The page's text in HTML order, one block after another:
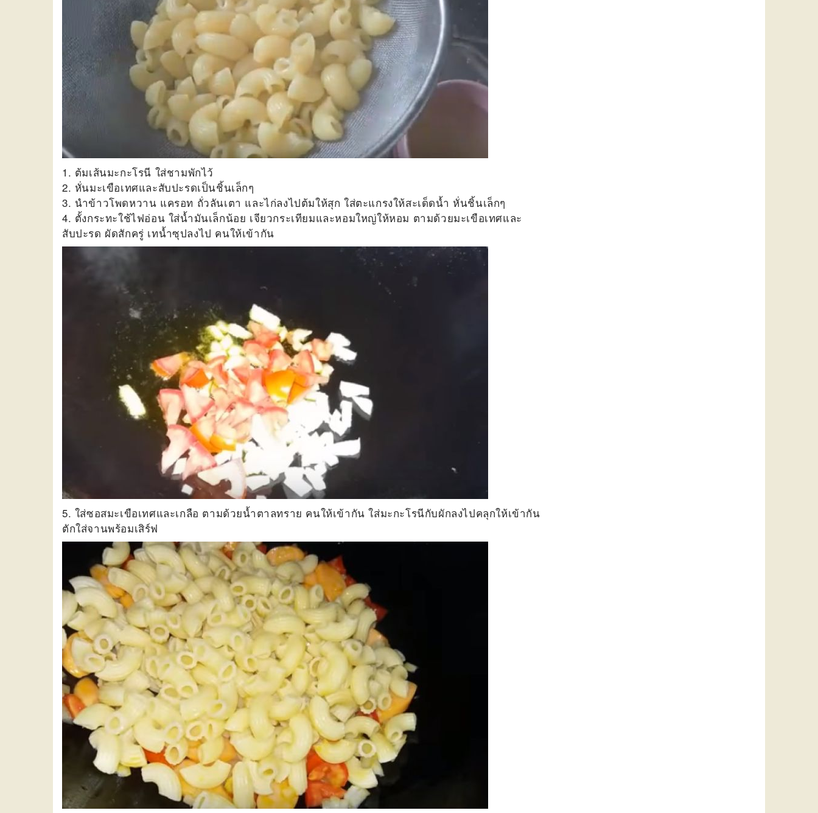
1. ต้มเส้นมะกะโรนี ใส่ชามพักไว้
2. หั่นมะเขือเทศและสับปะรดเป็นชิ้นเล็กๆ
3. นำข้าวโพดหวาน แครอท ถั่วลันเตา และไก่ลงไปต้มให้สุก ใส่ตะแกรงให้สะเด็ดน้ำ หั่นชิ้นเล็กๆ
4. ตั้งกระทะใช้ไฟอ่อน ใส่น้ำมันเล็กน้อย เจียวกระเทียมและหอมใหญ่ให้หอม ตามด้วยมะเขือเทศและ
สับปะรด ผัดสักครู่ เทน้ำซุปลงไป คนให้เข้ากัน
5. ใส่ซอสมะเขือเทศและเกลือ ตามด้วยน้ำตาลทราย คนให้เข้ากัน ใส่มะกะโรนีกับผักลงไปคลุกให้เข้ากัน
ตักใส่จานพร้อมเสิร์ฟ